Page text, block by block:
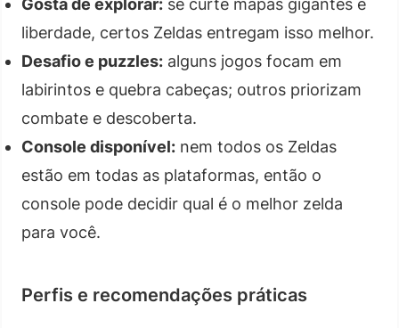
Gosta de explorar: se curte mapas gigantes e
liberdade, certos Zeldas entregam isso melhor.
Desafio e puzzles: alguns jogos focam em
labirintos e quebra cabeças; outros priorizam
combate e descoberta.
Console disponível: nem todos os Zeldas
estão em todas as plataformas, então o
console pode decidir qual é o melhor zelda
para você.
Perfis e recomendações práticas